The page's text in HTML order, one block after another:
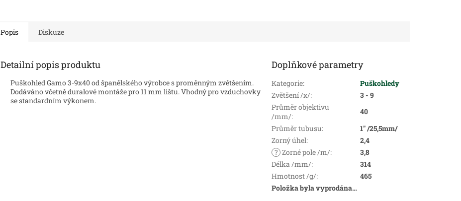
Popis Diskuze
Detailní popis produktu
Puškohled Gamo 3-9x40 od španělského výrobce s proměnným zvětšením.
Dodáváno včetně duralové montáže pro 11 mm lištu. Vhodný pro vzduchovky
se standardním výkonem.
Doplňkové parametry
Kategorie:
Puškohledy
Zvětšení /x/:
3 - 9
Průměr objektivu
/mm/:
40
Průměr tubusu:
1" /25,5mm/
Zorný úhel:
2,4
? Zorné pole /m/:
3,8
Délka /mm/:
314
Hmotnost /g/:
465
Položka byla vyprodána…